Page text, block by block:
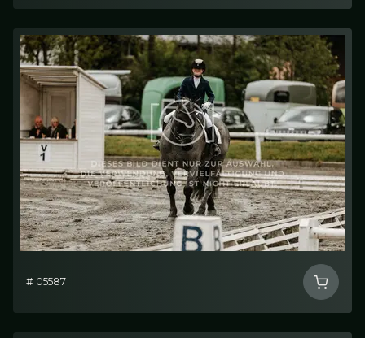
# 05587